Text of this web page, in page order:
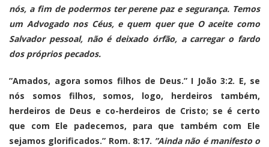
nós, a fim de podermos ter perene paz e segurança. Temos
um Advogado nos Céus, e quem quer que O aceite como
Salvador pessoal, não é deixado órfão, a carregar o fardo
dos próprios pecados.
”Amados, agora somos filhos de Deus.” I João 3:2. E, se
nós somos filhos, somos, logo, herdeiros também,
herdeiros de Deus e co-herdeiros de Cristo; se é certo
que com Ele padecemos, para que também com Ele
sejamos glorificados.” Rom. 8:17. ”Ainda não é manifesto o